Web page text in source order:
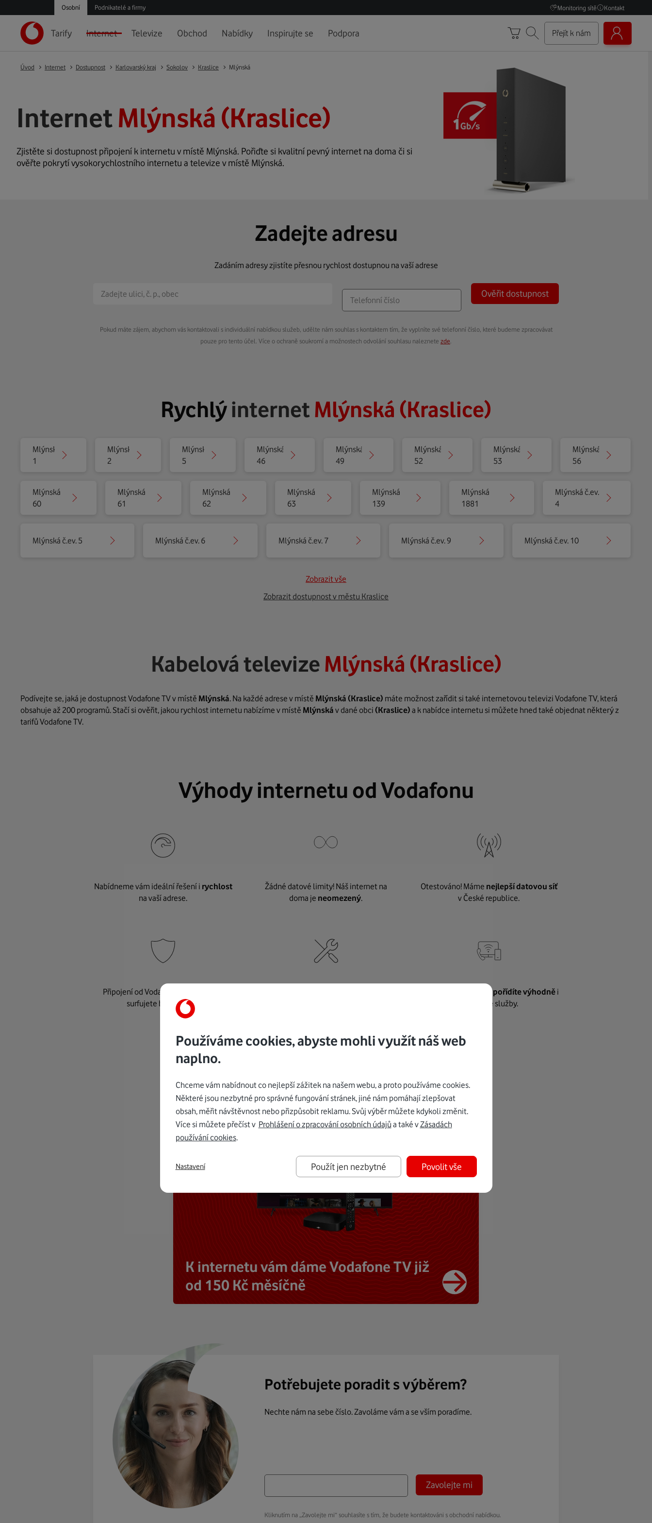
Osobní Podnikatelé a firmy Monitoring sítě Kontakt
Tarify Internet Televize Obchod Nabídky Inspirujte se Podpora Přejít k nám
Úvod Internet Dostupnost Karlovarský kraj Sokolov Kraslice Mlýnská
Internet Mlýnská (Kraslice)
Zjistěte si dostupnost připojení k internetu v místě Mlýnská. Pořiďte si kvalitní pevný internet na doma či si
ověřte pokrytí vysokorychlostního internetu a televize v místě Mlýnská.
Zadejte adresu
Zadáním adresy zjistíte přesnou rychlost dostupnou na vaší adrese
Ověřit dostupnost
Pokud máte zájem, abychom vás kontaktovali s individuální nabídkou služeb, udělte nám souhlas s kontaktem tím, že vyplníte své telefonní číslo, které budeme zpracovávat
pouze pro tento účel. Více o ochraně soukromí a možnostech odvolání souhlasu naleznete zde
RychlýinternetMlýnská (Kraslice)
Mlýnská
1
Mlýnská
2
Mlýnská
5
Mlýnská
46
Mlýnská
49
Mlýnská
52
Mlýnská
53
Mlýnská
56
Mlýnská
60
Mlýnská
61
Mlýnská
62
Mlýnská
63
Mlýnská
139
Mlýnská
1881
Mlýnská č.ev.
4
Mlýnská č.ev. 5 Mlýnská č.ev. 6 Mlýnská č.ev. 7 Mlýnská č.ev. 9 Mlýnská č.ev. 10
Zobrazit vše
Zobrazit dostupnost v městu Kraslice
Kabelová televize Mlýnská (Kraslice)
Podívejte se, jaká je dostupnost Vodafone TV v místě Mlýnská. Na každé adrese v místě Mlýnská (Kraslice) máte možnost zařídit si také internetovou televizi Vodafone TV, která
obsahuje až 200 programů. Stačí si ověřit, jakou rychlost internetu nabízíme v místě Mlýnská v dané obci (Kraslice) a k nabídce internetu si můžete hned také objednat některý z
tarifů Vodafone TV.
Výhody internetu od Vodafonu
Nabídneme vám ideální řešení i rychlost
na vaší adrese.
Žádné datové limity! Náš internet na
doma je neomezený.
Otestováno! Máme nejlepší datovou síť
v České republice.
Připojení od Vodafonu je
surfujete bez starostí.
K pevnému internetupořídíte výhodněi
další naše služby.
K internetu vám dáme Vodafone TV již
od 150 Kč měsíčně
Potřebujete poradit s výběrem?
Nechte nám na sebe číslo. Zavoláme vám a se vším poradíme.
Zavolejte mi
Kliknutím na „Zavolejte mi“ souhlasíte s tím, že budete kontaktováni s obchodní nabídkou.
Používáme cookies, abyste mohli využít náš web
naplno.
Chceme vám nabídnout co nejlepší zážitek na našem webu, a proto používáme cookies.
Některé jsou nezbytné pro správné fungování stránek, jiné nám pomáhají zlepšovat
obsah, měřit návštěvnost nebo přizpůsobit reklamu. Svůj výběr můžete kdykoli změnit.
Více si můžete přečíst v Prohlášení o zpracování osobních údajů a také vZásadách
používání cookies.
Použít jen nezbytné Povolit vše
Nastavení